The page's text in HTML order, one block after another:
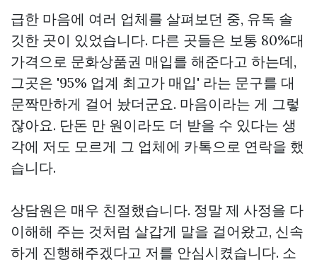
급한 마음에 여러 업체를 살펴보던 중, 유독 솔
깃한 곳이 있었습니다. 다른 곳들은 보통 80%대
가격으로 문화상품권 매입를 해준다고 하는데,
그곳은 '95% 업계 최고가 매입' 라는 문구를 대
문짝만하게 걸어 놨더군요. 마음이라는 게 그렇
잖아요. 단돈 만 원이라도 더 받을 수 있다는 생
각에 저도 모르게 그 업체에 카톡으로 연락을 했
습니다.
상담원은 매우 친절했습니다. 정말 제 사정을 다
이해해 주는 것처럼 살갑게 말을 걸어왔고, 신속
하게 진행해주겠다고 저를 안심시켰습니다. 소